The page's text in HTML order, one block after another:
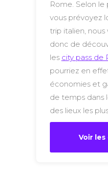
Rome. Selon
vous prévoyez
trip italien, nous
donc de
les city pass de
pourriez en
économies et
de temps dans
des lieux les
Voir les